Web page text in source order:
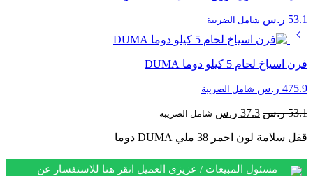
53.1 ر.س شامل الضريبة
فرن اسياخ لحام 5 كيلو دوما DUMA
475.9 ر.س شامل الضريبة
53.1 ر.س السعر
هو:
37.3 ر.س السعر
هو:
شامل الضريبة
قفل سلامة لون احمر 38 ملي DUMA دوما
مسئول المبيعات / عزيزي العميل انقر هنا للاستفسار عن